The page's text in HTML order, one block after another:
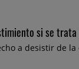
si se
a desistir de